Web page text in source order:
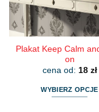
Plakat Keep Calm
on
cena od: 18 zł
WYBIERZ OPCJE